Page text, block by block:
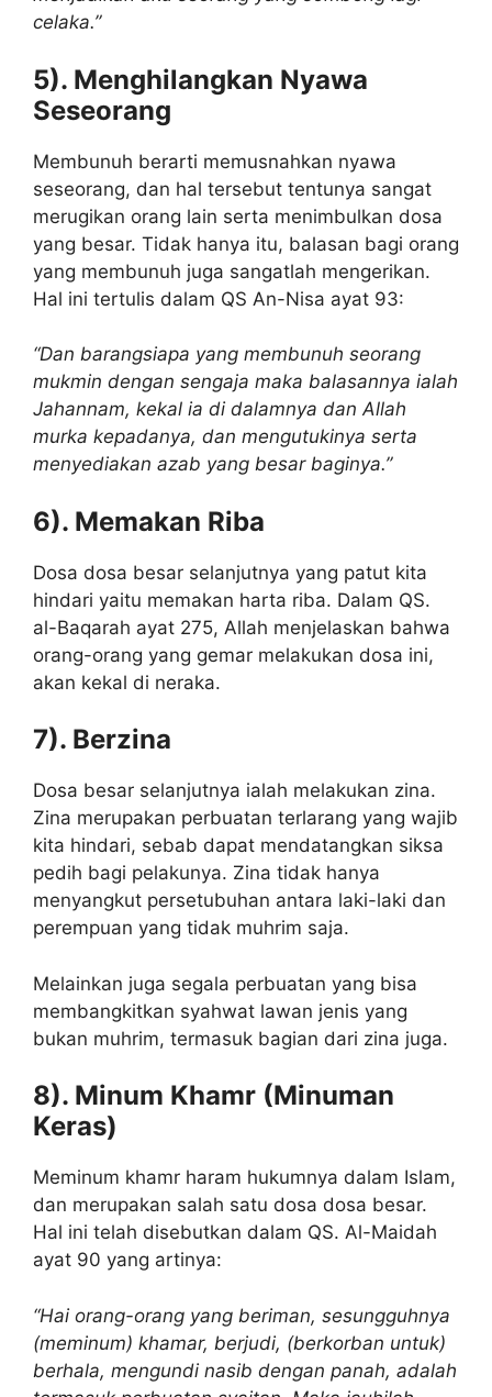
celaka.”
5). Menghilangkan Nyawa
Seseorang
Membunuh berarti memusnahkan nyawa
seseorang, dan hal tersebut tentunya sangat
merugikan orang lain serta menimbulkan dosa
yang besar. Tidak hanya itu, balasan bagi orang
yang membunuh juga sangatlah mengerikan.
Hal ini tertulis dalam QS An-Nisa ayat 93:
“Dan barangsiapa yang membunuh seorang
mukmin dengan sengaja maka balasannya ialah
Jahannam, kekal ia di dalamnya dan Allah
murka kepadanya, dan mengutukinya serta
menyediakan azab yang besar baginya.”
6). Memakan Riba
Dosa dosa besar selanjutnya yang patut kita
hindari yaitu memakan harta riba. Dalam QS.
al-Baqarah ayat 275, Allah menjelaskan bahwa
orang-orang yang gemar melakukan dosa ini,
akan kekal di neraka.
7). Berzina
Dosa besar selanjutnya ialah melakukan zina.
Zina merupakan perbuatan terlarang yang wajib
kita hindari, sebab dapat mendatangkan siksa
pedih bagi pelakunya. Zina tidak hanya
menyangkut persetubuhan antara laki-laki dan
perempuan yang tidak muhrim saja.
Melainkan juga segala perbuatan yang bisa
membangkitkan syahwat lawan jenis yang
bukan muhrim, termasuk bagian dari zina juga.
8). Minum Khamr (Minuman
Keras)
Meminum khamr haram hukumnya dalam Islam,
dan merupakan salah satu dosa dosa besar.
Hal ini telah disebutkan dalam QS. Al-Maidah
ayat 90 yang artinya:
“Hai orang-orang yang beriman, sesungguhnya
(meminum) khamar, berjudi, (berkorban untuk)
berhala, mengundi nasib dengan panah, adalah